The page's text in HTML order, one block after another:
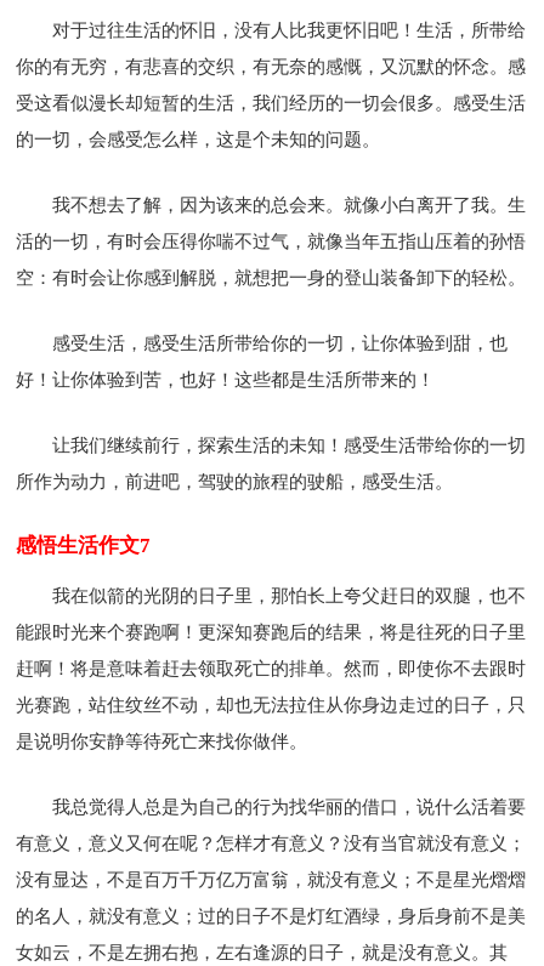
对于过往生活的怀旧，没有人比我更怀旧吧！生活，所带给
你的有无穷，有悲喜的交织，有无奈的感慨，又沉默的怀念。感
受这看似漫长却短暂的生活，我们经历的一切会佷多。感受生活
的一切，会感受怎么样，这是个未知的问题。
我不想去了解，因为该来的总会来。就像小白离开了我。生
活的一切，有时会压得你喘不过气，就像当年五指山压着的孙悟
空：有时会让你感到解脱，就想把一身的登山装备卸下的轻松。
感受生活，感受生活所带给你的一切，让你体验到甜，也
好！让你体验到苦，也好！这些都是生活所带来的！
让我们继续前行，探索生活的未知！感受生活带给你的一切
所作为动力，前进吧，驾驶的旅程的驶船，感受生活。
感悟生活作文7
我在似箭的光阴的日子里，那怕长上夸父赶日的双腿，也不
能跟时光来个赛跑啊！更深知赛跑后的结果，将是往死的日子里
赶啊！将是意味着赶去领取死亡的排单。然而，即使你不去跟时
光赛跑，站住纹丝不动，却也无法拉住从你身边走过的日子，只
是说明你安静等待死亡来找你做伴。
我总觉得人总是为自己的行为找华丽的借口，说什么活着要
有意义，意义又何在呢？怎样才有意义？没有当官就没有意义；
没有显达，不是百万千万亿万富翁，就没有意义；不是星光熠熠
的名人，就没有意义；过的日子不是灯红酒绿，身后身前不是美
女如云，不是左拥右抱，左右逢源的日子，就是没有意义。其